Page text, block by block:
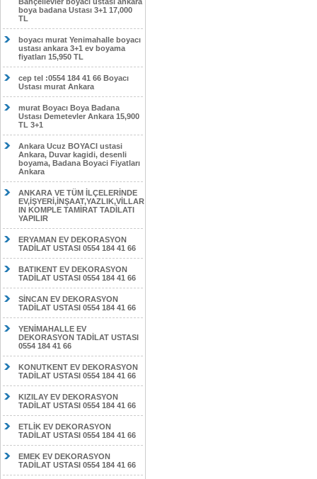
boya badana Ustası 3+1 17,000
TL
boyacı murat Yenimahalle boyacı
ustası ankara 3+1 ev boyama
fiyatları 15,950 TL
cep tel :0554 184 41 66 Boyacı
Ustası murat Ankara
murat Boyacı Boya Badana
Ustası Demetevler Ankara 15,900
TL 3+1
Ankara Ucuz BOYACI ustasi
Ankara, Duvar kagidi, desenli
boyama, Badana Boyaci Fiyatları
Ankara
ANKARA VE TÜM İLÇELERİNDE
EV,İŞYERİ,İNŞAAT,YAZLIK,VİLLAR
IN KOMPLE TAMİRAT TADİLATI
YAPILIR
ERYAMAN EV DEKORASYON
TADİLAT USTASI 0554 184 41 66
BATIKENT EV DEKORASYON
TADİLAT USTASI 0554 184 41 66
SİNCAN EV DEKORASYON
TADİLAT USTASI 0554 184 41 66
YENİMAHALLE EV
DEKORASYON TADİLAT USTASI
0554 184 41 66
KONUTKENT EV DEKORASYON
TADİLAT USTASI 0554 184 41 66
KIZILAY EV DEKORASYON
TADİLAT USTASI 0554 184 41 66
ETLİK EV DEKORASYON
TADİLAT USTASI 0554 184 41 66
EMEK EV DEKORASYON
TADİLAT USTASI 0554 184 41 66